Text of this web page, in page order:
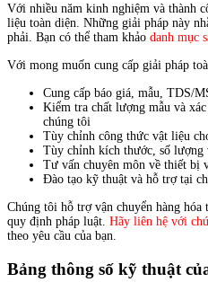
Với nhiều năm kinh nghiệm và thành
liệu toàn diện. Những giải pháp này
phải. Bạn có thể tham khảo danh mục
Với mong muốn cung cấp giải pháp
Cung cấp báo giá, mẫu, TDS/
Kiểm tra chất lượng mẫu và
chúng tôi
Tùy chỉnh công thức vật liệu
Tùy chỉnh kích thước, số lượng
Tư vấn chuyên môn về thiết bị
Đào tạo kỹ thuật và hỗ trợ tại
Chúng tôi hỗ trợ vận chuyển hàng hóa
quy định pháp luật. Hãy liên hệ với
theo yêu cầu của bạn.
Bảng thông số kỹ thuật